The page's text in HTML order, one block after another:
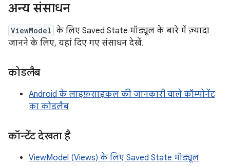
अन्य संसाधन
ViewModel के लिए Saved State मॉड्यूल के बारे में ज़्यादा
जानने के लिए, यहां दिए गए संसाधन देखें.
कोडलैब
Android के लाइफ़साइकल की जानकारी वाले कॉम्पोनेंट
का कोडलैब
कॉन्टेंट देखता है
ViewModel (Views) के लिए Saved State मॉड्यूल